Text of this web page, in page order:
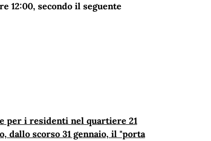
12:00, secondo il seguente
per i residenti nel quartiere 21
dallo scorso 31 gennaio, il "porta